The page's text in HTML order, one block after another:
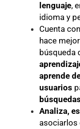
lenguaje,
idioma y
Cuenta con
hace
búsqueda
aprende
usuarios
Analiza,
asociarlos